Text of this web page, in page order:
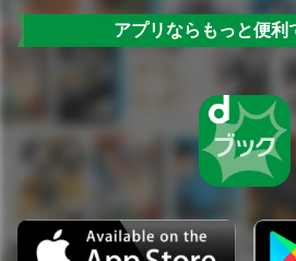
アプリならもっと便利